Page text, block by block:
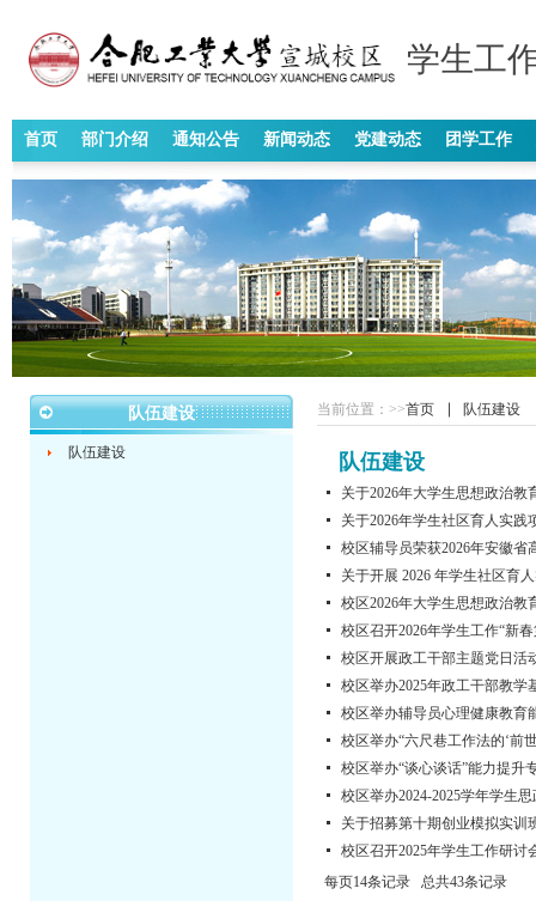
学生工
首页 部门介绍 通知公告 新闻动态 党建动态 团学工作
队伍建设
队伍建设
当前位置： >>首页 队伍建设
队伍建设
关于2026年大学生思想政治
关于2026年学生社区育人实践
校区辅导员荣获2026年安徽
关于开展 2026 年学生社区育
校区2026年大学生思想政治
校区召开2026年学生工作“新
校区开展政工干部主题党日活
校区举办2025年政工干部教学
校区举办辅导员心理健康教育
校区举办“六尺巷工作法的‘前
校区举办“谈心谈话”能力提升
校区举办2024-2025学年学生
关于招募第十期创业模拟实训
校区召开2025年学生工作研讨
每页14条记录 总共43条记录